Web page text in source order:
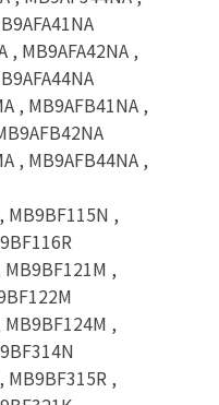
MB9AFA42NA ,
, MB9AFB41NA ,
, MB9AFB44NA ,
,
,
,
,